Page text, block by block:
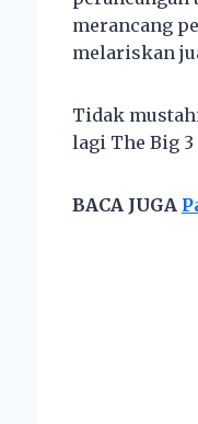
merancang
melariskan
Tidak
lagi The Big
BACA JUGA